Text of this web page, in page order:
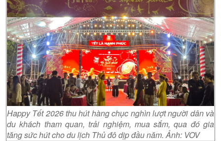
Happy Tết 2026 thu hút hàng chục nghìn lượt người dân và
du khách tham quan, trải nghiệm, mua sắm, qua đó gia
tăng sức hút cho du lịch Thủ đô dịp đầu năm. Ảnh: VOV